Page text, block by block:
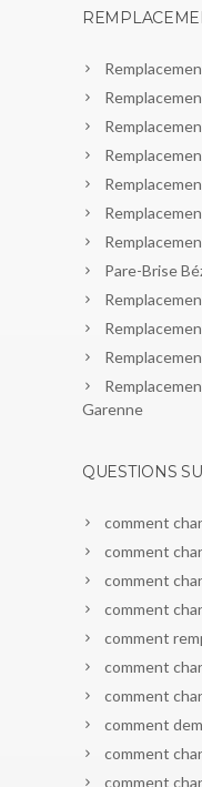
Pare-Brise
Garenne
QUESTIONS
comment
comment
comment
comment
comment
comment
comment
comment
comment
comment